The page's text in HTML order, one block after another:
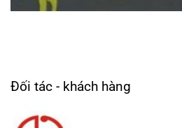
Đối tác - khách hàng